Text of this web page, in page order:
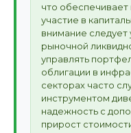
что обеспечивает
участие в
внимание следует
рыночной
управлять
облигации в
секторах часто
инструментом
надежность с
прирост